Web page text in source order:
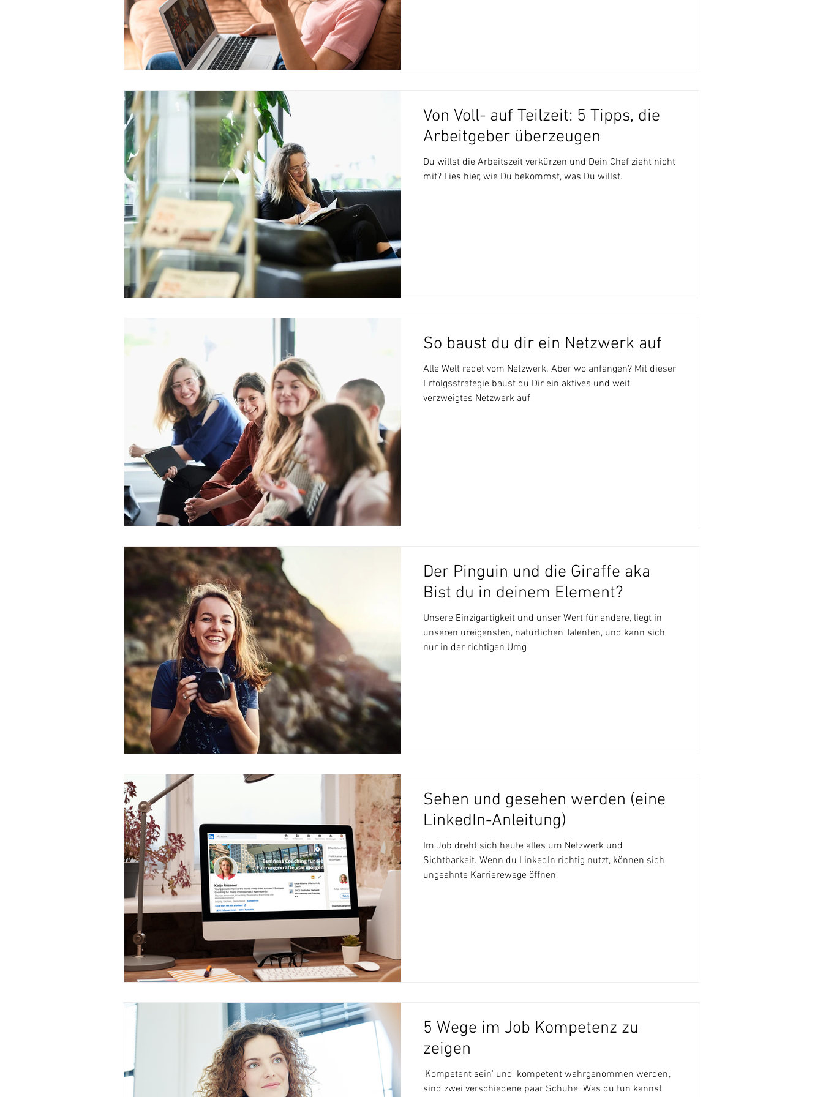
Von Voll- auf Teilzeit: 5 Tipps, die
Arbeitgeber überzeugen
Du willst die Arbeitszeit verkürzen und Dein Chef zieht nicht
mit? Lies hier, wie Du bekommst, was Du willst.
So baust du dir ein Netzwerk auf
Alle Welt redet vom Netzwerk. Aber wo anfangen? Mit dieser
Erfolgsstrategie baust du Dir ein aktives und weit
verzweigtes Netzwerk auf
Der Pinguin und die Giraffe aka
Bist du in deinem Element?
Unsere Einzigartigkeit und unser Wert für andere, liegt in
unseren ureigensten, natürlichen Talenten, und kann sich
nur in der richtigen Umg
Sehen und gesehen werden (eine
LinkedIn-Anleitung)
Im Job dreht sich heute alles um Netzwerk und
Sichtbarkeit. Wenn du LinkedIn richtig nutzt, können sich
ungeahnte Karrierewege öffnen
5 Wege im Job Kompetenz zu
zeigen
'Kompetent sein' und 'kompetent wahrgenommen werden',
sind zwei verschiedene paar Schuhe. Was du tun kannst